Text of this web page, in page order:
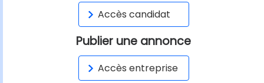
Accès candidat
Publier une annonce
Accès entreprise